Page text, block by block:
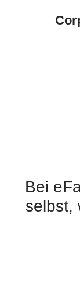
Bei
selbst,